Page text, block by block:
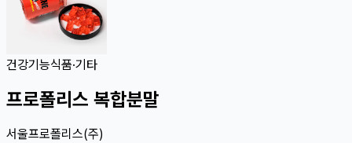
건강기능식품·기타
프로폴리스 복합분말
서울프로폴리스(주)